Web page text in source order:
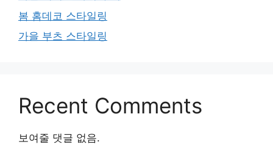
봄 홈데코 스타일링
가을 부츠 스타일링
Recent Comments
보여줄 댓글 없음.